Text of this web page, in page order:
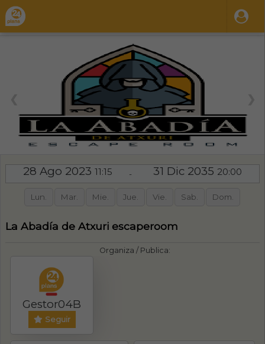
28 Ago 2023 11:15 - 31 Dic 2035 20:00
Lun. Mar. Mie. Jue. Vie. Sab. Dom.
La Abadía de Atxuri escaperoom
Organiza / Publica:
Gestor04B
Seguir